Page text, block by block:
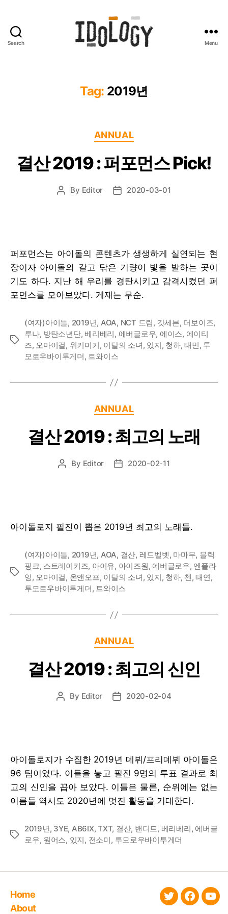
Search Menu
Tag: 2019년
Categories
ANNUAL
결산 2019 : 퍼포먼스 Pick!
Post
By Editor
Post2020-03-01
퍼포먼스는 아이돌의 콘텐츠가 생생하게 실연되는 현
장이자 아이돌의 갈고 닦은 기량이 빛을 발하는 곳이
기도 하다. 지난 해 우리를 경탄시키고 감격시켰던 퍼
포먼스를 모아보았다. 게재는 무순.
Tags
(여자)아이들, 2019년, AOA, NCT 드림, 갓세븐, 더보이즈,
루나, 방탄소년단, 베리베리, 에버글로우, 에이스, 에이티
즈, 오마이걸, 위키미키, 이달의 소녀, 있지, 청하,태민, 투
모로우바이투게더, 트와이스
Categories
ANNUAL
결산 2019 : 최고의 노래
Post
By Editor
Post2020-02-11
아이돌로지 필진이 뽑은 2019년 최고의 노래들.
Tags
(여자)아이들, 2019년, AOA, 결산, 레드벨벳, 마마무, 블랙
핑크, 스트레이키즈, 아이유, 아이즈원, 에버글로우, 엔플라
잉, 오마이걸, 온앤오프, 이달의 소녀, 있지, 청하, 첸,태연,
투모로우바이투게더, 트와이스
Categories
ANNUAL
결산 2019 : 최고의 신인
Post
By Editor
Post2020-02-04
아이돌로지가 수집한 2019년 데뷔/프리데뷔 아이돌은
96 팀이었다. 이들을 놓고 필진 9명의 투표 결과로 최
고의 신인을 꼽아 보았다. 이들은 물론, 순위에는 없는
이름들 역시도 2020년에 멋진 활동을 기대한다.
Tags
2019년, 3YE, AB6IX,TXT, 결산, 밴디트, 베리베리, 에버글
로우, 원어스, 있지, 전소미, 투모로우바이투게더
Home
About
twitter